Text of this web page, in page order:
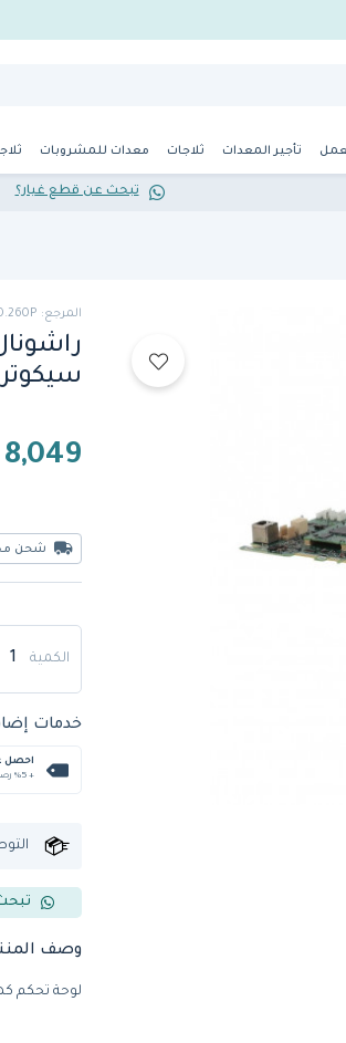
تأجير المعدات ثلاجات معدات للمشروبات
تبحث عن قطع غيار؟
المرجع: 42.00.260P
8,049
شحن
الكمية
خدمات
احصل
+ %5 رصيد في المتجر
وصف
لوحة تحكم